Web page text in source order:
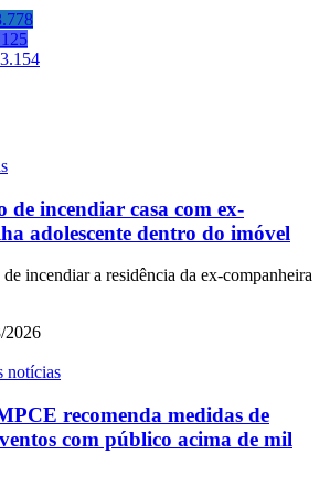
3.154
de incendiar casa com ex-
adolescente dentro do imóvel
incendiar a residência da ex-companheira
2026
notícias
recomenda medidas de
com público acima de mil